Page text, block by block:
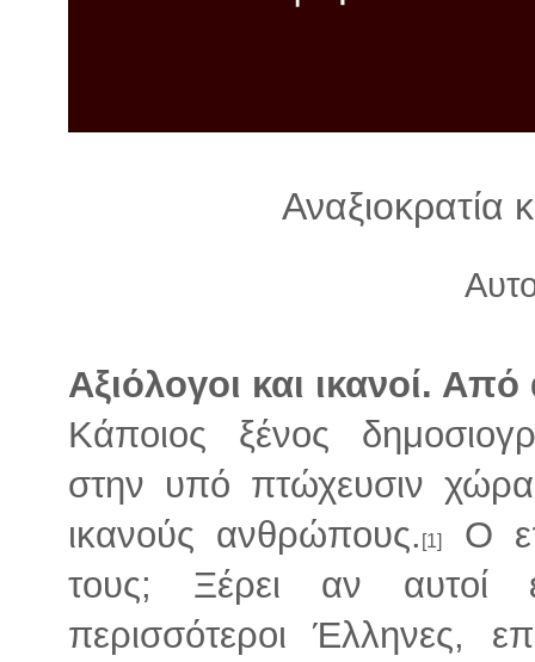
Αναξιοκρατία
Αξιόλογοι και ικανοί.
Κάποιος ξένος
στην υπό πτώχευσιν
ικανούς ανθρώπους. [1]
Ο
τους; Ξέρει αν αυτοί
περισσότεροι Έλληνες,